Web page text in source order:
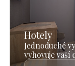
Hotely
Jednoduché
vyhovuje vaší